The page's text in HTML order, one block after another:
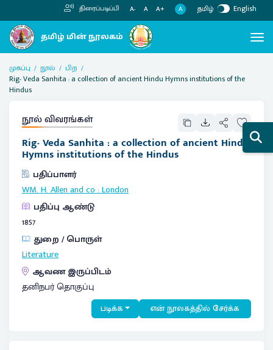
திரைப்படிப்பி A- A A+ A தமிழ் English
முகப்பு நூல்
பிற
Rig- Veda Sanhita : a collection of ancient Hindu Hymns institutions of the
Hindus
நூல் விவரங்கள்
Rig- Veda Sanhita : a collection of ancient Hindu
Hymns institutions of the Hindus
பதிப்பாளர்
WM. H. Allen and co:London
பதிப்பு ஆண்டு
1857
துறை / பொருள்
Literature
ஆவண இருப்பிடம்
தனிநபர் தொகுப்பு
படிக்க என் நூலகத்தில் சேர்க்க